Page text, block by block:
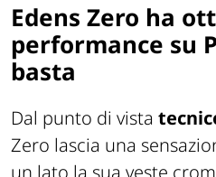
Edens Zero ha
performance su
basta
Dal punto di vista
Zero lascia una
un lato la sua veste